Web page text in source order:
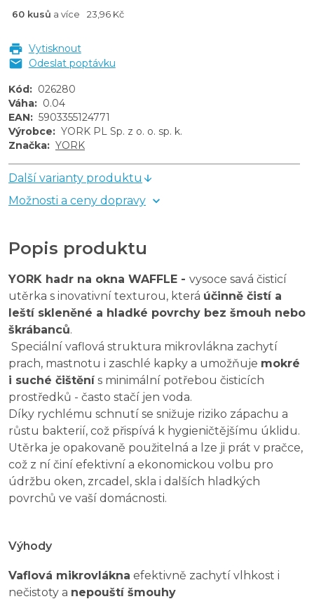
60 kusů a více 23,96 Kč
Vytisknout
Odeslat poptávku
Kód: 026280
Váha: 0.04
EAN: 5903355124771
Výrobce: YORK PL Sp. z o. o. sp. k.
Značka: YORK
Další varianty produktu
Možnosti a ceny dopravy
Popis produktu
YORK hadr na okna WAFFLE - vysoce savá čisticí
utěrka s inovativní texturou, která účinně čistí a
leští skleněné a hladké povrchy bez šmouh nebo
škrábanců.
Speciální vaflová struktura mikrovlákna zachytí
prach, mastnotu i zaschlé kapky a umožňuje mokré
i suché čištěnís minimální potřebou čisticích
prostředků - často stačí jen voda.
Díky rychlému schnutí se snižuje riziko zápachu a
růstu bakterií, což přispívá k hygieničtějšímu úklidu.
Utěrka je opakovaně použitelná a lze ji prát v pračce,
což z ní činí efektivní a ekonomickou volbu pro
údržbu oken, zrcadel, skla i dalších hladkých
povrchů ve vaší domácnosti.
Výhody
Vaflová mikrovlákna efektivně zachytí vlhkost i
nečistoty a nepouští šmouhy